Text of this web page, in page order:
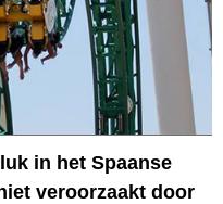
in het Spaanse
veroorzaakt door